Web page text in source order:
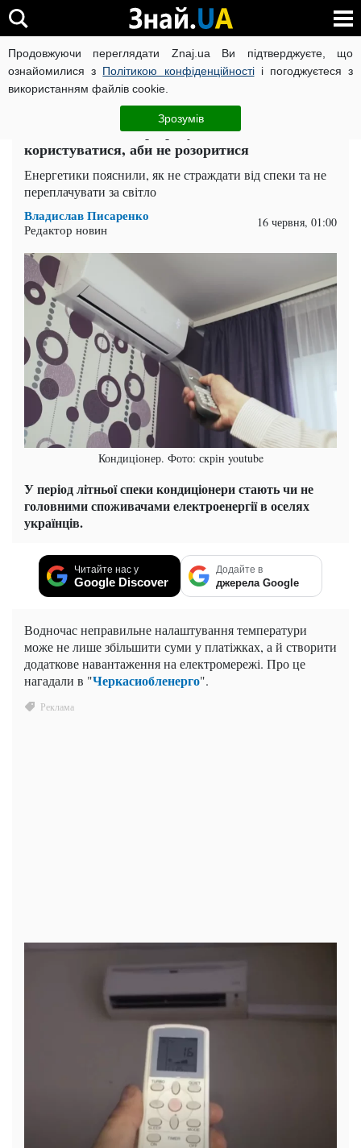
Продовжуючи переглядати Znaj.ua Ви підтверджуєте, що
ознайомилися з Політикою конфіденційностіі погоджуєтеся з
використанням файлів cookie.
Зрозумів
ВІЙНА РОСІЇ ПРОТИ УКРАЇНИ КОРОНАВІРУС В УКРАЇНІ
Суспільство ЧИТАТЬ НА РУССКОМ
Спека, кондиціонер і рахунки за світло: як
користуватися, аби не розоритися
Енергетики пояснили, як не страждати від спеки та не
переплачувати за світло
Владислав Писаренко
Редактор новин 16 червня, 01:00
Кондиціонер. Фото: скрін youtube
У період літньої спеки кондиціонери стають чи не
головними споживачами електроенергії в оселях
українців.
Читайте нас у
Google Discover
Додайте в
джерела Google
Водночас неправильне налаштування температури
може не лише збільшити суми у платіжках, а й створити
додаткове навантаження на електромережі. Про це
нагадали в "Черкасиобленерго".